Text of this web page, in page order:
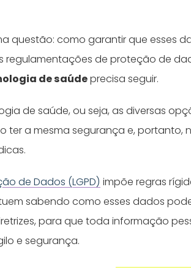
questão: como garantir que esses
regulamentações de proteção de
de saúdeprecisa seguir.
de saúde, ou seja, as diversas
ter a mesma segurança e, portanto,
de Dados (LGPD) impõe regras
sabendo como esses dados
para que toda informação
e segurança.